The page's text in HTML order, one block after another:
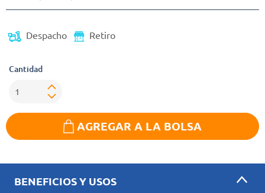
Despacho Retiro
Cantidad
AGREGAR A LA BOLSA
BENEFICIOS Y USOS